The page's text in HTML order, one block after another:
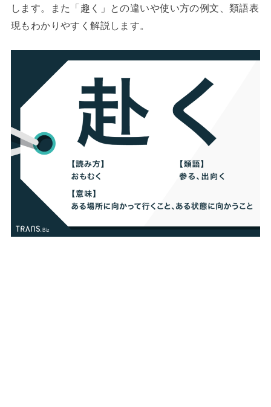
します。また
「趣く」との違いや使い方の例文、 類語表
現もわかりやすく解説します。